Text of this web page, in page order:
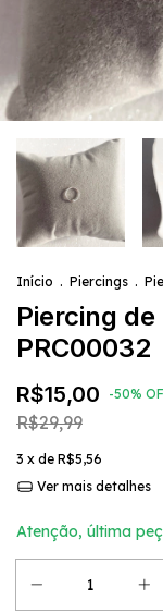
Início . Piercings .
Piercing
PRC00032
R$15,00 -50%
R$29,99
3 x de R$5,56
Ver mais detalhes
Atenção, última